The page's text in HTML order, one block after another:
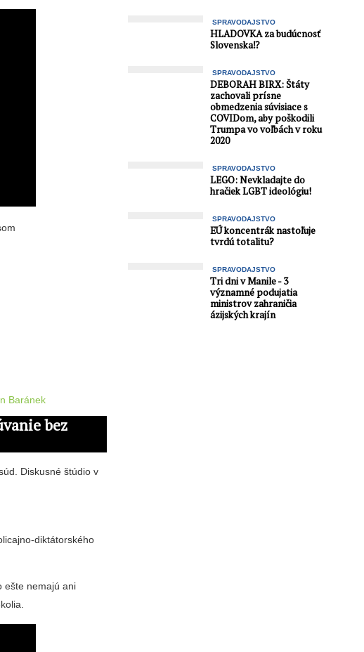
Baránek
bez
Diskusné štúdio v
diktátorského
ešte nemajú ani
SPRAVODAJSTVO
HLADOVKA za budúcnosť
Slovenska⁉️
SPRAVODAJSTVO
DEBORAH BIRX: Štáty
zachovali prísne
obmedzenia súvisiace s
COVIDom, aby poškodili
Trumpa vo voľbách v roku
2020
SPRAVODAJSTVO
LEGO: Nevkladajte do
hračiek LGBT ideológiu!
SPRAVODAJSTVO
EÚ koncentrák nastoľuje
tvrdú totalitu?
SPRAVODAJSTVO
Tri dni v Manile - 3
významné podujatia
ministrov zahraničia
ázijských krajín